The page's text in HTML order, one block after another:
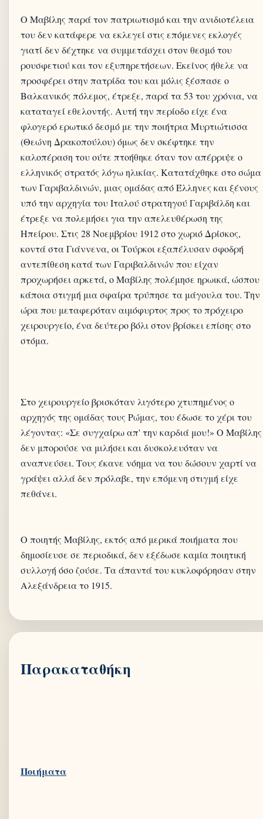
Ο Μαβίλης παρά τον πατριωτισμό και την ανιδιοτέλεια
του δεν κατάφερε να εκλεγεί στις επόμενες εκλογές
γιατί δεν δέχτηκε να συμμετάσχει στον θεσμό του
ρουσφετιού και τον εξυπηρετήσεων. Εκείνος ήθελε να
προσφέρει στην πατρίδα του και μόλις ξέσπασε ο
Βαλκανικός πόλεμος, έτρεξε, παρά τα 53 του χρόνια, να
καταταγεί εθελοντής. Αυτή την περίοδο είχε ένα
φλογερό ερωτικό δεσμό με την ποιήτρια Μυρτιώτισσα
(Θεώνη Δρακοπούλου) όμως δεν σκέφτηκε την
καλοπέραση του ούτε πτοήθηκε όταν τον απέρριψε ο
ελληνικός στρατός λόγω ηλικίας. Κατατάχθηκε στο σώμα
των Γαριβαλδινών, μιας ομάδας από Έλληνες και ξένους
υπό την αρχηγία του Ιταλού στρατηγού Γαριβάλδη και
έτρεξε να πολεμήσει για την απελευθέρωση της
Ηπείρου. Στις 28 Νοεμβρίου 1912 στο χωριό Δρίσκος,
κοντά στα Γιάννενα, οι Τούρκοι εξαπέλυσαν σφοδρή
αντεπίθεση κατά των Γαριβαλδινών που είχαν
προχωρήσει αρκετά, ο Μαβίλης πολέμησε ηρωικά, ώσπου
κάποια στιγμή μια σφαίρα τρύπησε τα μάγουλα του. Την
ώρα που μεταφερόταν αιμόφυρτος προς το πρόχειρο
χειρουργείο, ένα δεύτερο βόλι στον βρίσκει επίσης στο
Στο χειρουργείο βρισκόταν λιγότερο χτυπημένος ο
αρχηγός της ομάδας τους Ρώμας, του έδωσε το χέρι του
λέγοντας: «Σε συγχαίρω απ' την καρδιά μου!» Ο Μαβίλης
δεν μπορούσε να μιλήσει και δυσκολευόταν να
αναπνεύσει. Τους έκανε νόημα να του δώσουν χαρτί να
γράψει αλλά δεν πρόλαβε, την επόμενη στιγμή είχε
πεθάνει.
Ο ποιητής Μαβίλης, εκτός από μερικά ποιήματα που
δημοσίευσε σε περιοδικά, δεν εξέδωσε καμία ποιητική
συλλογή όσο ζούσε. Τα άπαντά του κυκλοφόρησαν στην
Αλεξάνδρεια το 1915.
Παρακαταθήκη